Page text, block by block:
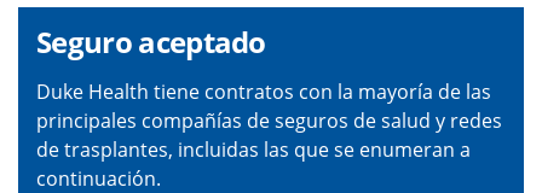
Seguro aceptado
Duke Health tiene contratos con la mayoría de las
principales compañías de seguros de salud y redes
de trasplantes, incluidas las que se enumeran a
continuación.